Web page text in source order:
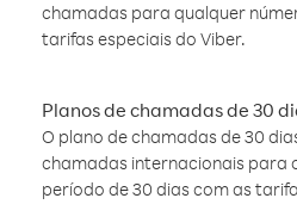
chamadas para qualquer
tarifas especiais do Viber.
Planos de chamadas de 30
O plano de chamadas de 30
chamadas internacionais para
período de 30 dias com as